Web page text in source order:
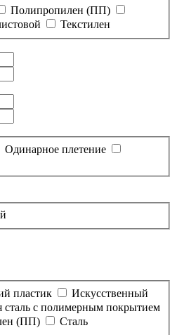
Полипропилен (ПП)
Текстилен
Одинарное плетение
пластик
Искусственный
сталь с полимерным покрытием
(ПП)
Сталь